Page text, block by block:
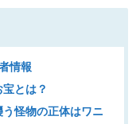
情報
とは？
怪物の正体はワニ